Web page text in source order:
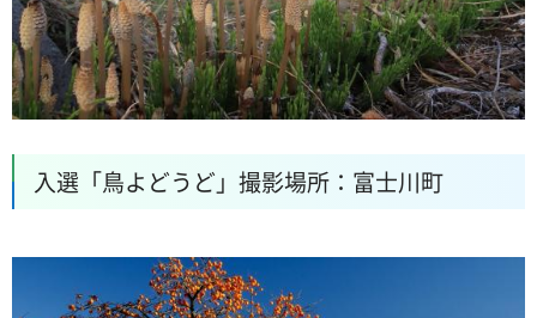
入選「鳥よどうど」撮影場所：富士川町